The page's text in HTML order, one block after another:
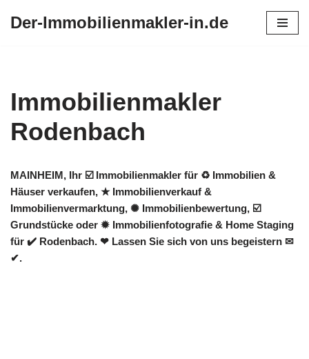
Der-Immobilienmakler-in.de
Immobilienmakler
Rodenbach
MAINHEIM, Ihr ☑️ Immobilienmakler für ♻ Immobilien &
Häuser verkaufen, ★ Immobilienverkauf &
Immobilienvermarktung, ✺ Immobilienbewertung, ☑️
Grundstücke oder ✹ Immobilienfotografie & Home Staging
für ✔️ Rodenbach. ❤ Lassen Sie sich von uns begeistern ✉
✔.